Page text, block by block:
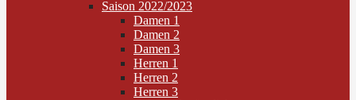
Saison 2022/2023
Damen 1
Damen 2
Damen 3
Herren 1
Herren 2
Herren 3